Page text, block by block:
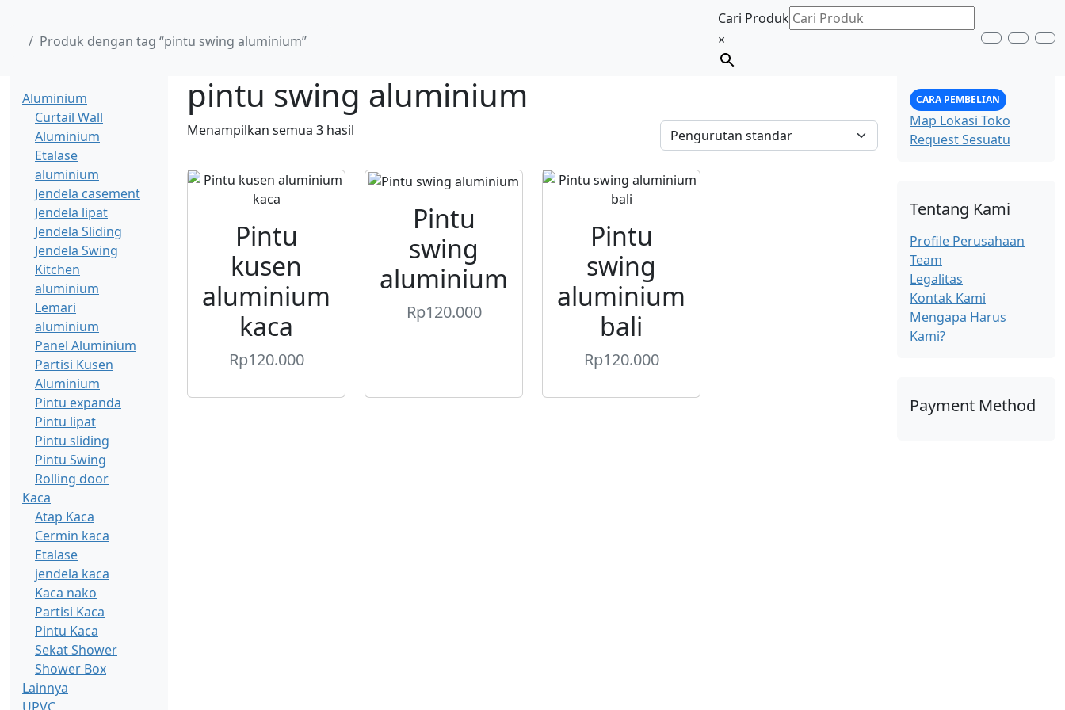
Produk dengan tag “pintu swing aluminium”
Cari Produk
×
Search
Aluminium
Curtail Wall
Aluminium
Etalase
aluminium
Jendela casement
Jendela lipat
Jendela Sliding
Jendela Swing
Kitchen
aluminium
Lemari
aluminium
Panel Aluminium
Partisi Kusen
Aluminium
Pintu expanda
Pintu lipat
Pintu sliding
Pintu Swing
Rolling door
Kaca
Atap Kaca
Cermin kaca
Etalase
jendela kaca
Kaca nako
Partisi Kaca
Pintu Kaca
Sekat Shower
Shower Box
Lainnya
pintu swing aluminium
Menampilkan semua 3 hasil
Pintu
kusen
aluminium
kaca
Rp120.000
Pintu
swing
aluminium
Rp120.000
Pintu
swing
aluminium
bali
Rp120.000
CARA PEMBELIAN
Map Lokasi Toko
Request Sesuatu
Tentang Kami
Profile Perusahaan
Team
Legalitas
Kontak Kami
Mengapa Harus
Kami?
Payment Method